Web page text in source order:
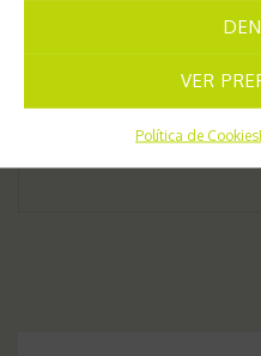
VER
Política de Cookies
de